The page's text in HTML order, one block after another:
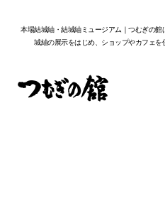
本場結城紬・結城紬ミュージアム｜つむぎの
城紬の展示をはじめ、ショップやカフェを